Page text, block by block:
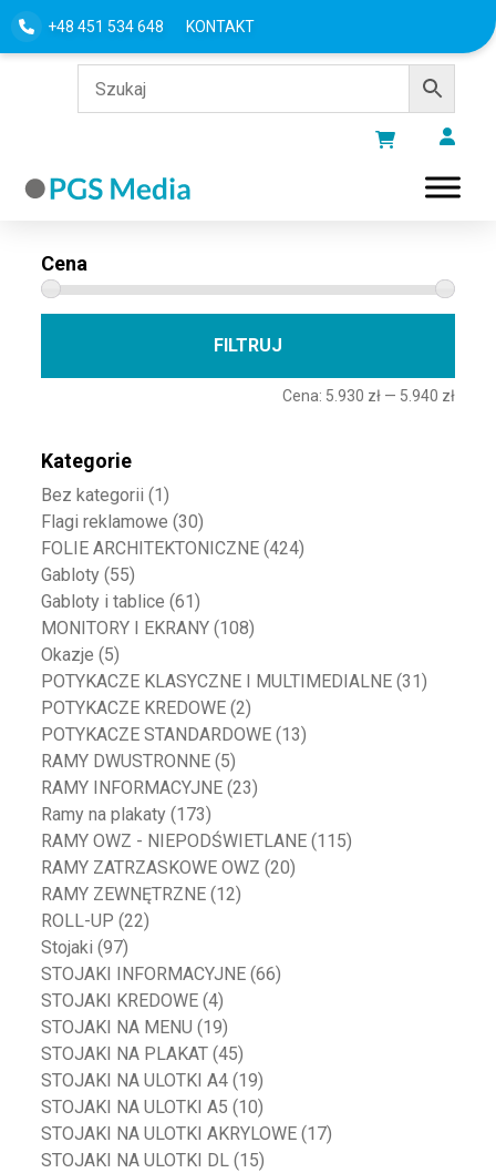
+48 451 534 648 KONTAKT
Filtru według
Cena
FILTRUJ
Cena: 5.930 zł— 5.940 zł
Kategorie
Bez kategorii (1)
Flagi reklamowe (30)
FOLIE ARCHITEKTONICZNE (424)
Gabloty (55)
Gabloty i tablice (61)
MONITORY I EKRANY (108)
Okazje (5)
POTYKACZE KLASYCZNE I MULTIMEDIALNE (31)
POTYKACZE KREDOWE (2)
POTYKACZE STANDARDOWE (13)
RAMY DWUSTRONNE (5)
RAMY INFORMACYJNE (23)
Ramy na plakaty (173)
RAMY OWZ - NIEPODŚWIETLANE (115)
RAMY ZATRZASKOWE OWZ (20)
RAMY ZEWNĘTRZNE (12)
ROLL-UP (22)
Stojaki (97)
STOJAKI INFORMACYJNE (66)
STOJAKI KREDOWE (4)
STOJAKI NA MENU (19)
STOJAKI NA PLAKAT (45)
STOJAKI NA ULOTKI A4 (19)
STOJAKI NA ULOTKI A5 (10)
STOJAKI NA ULOTKI AKRYLOWE (17)
STOJAKI NA ULOTKI DL (15)